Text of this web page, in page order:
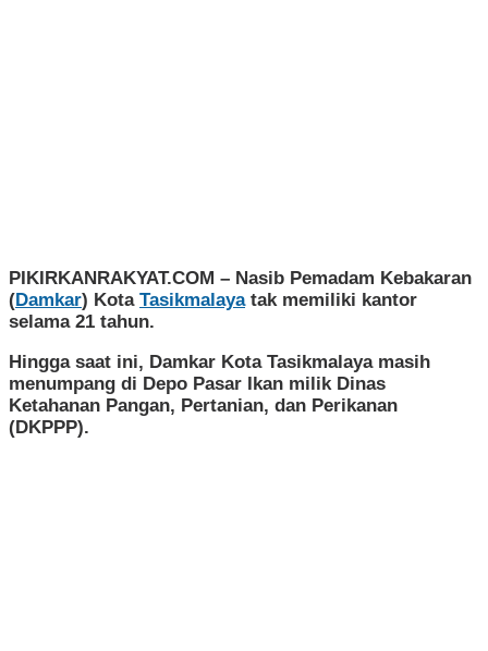
PIKIRKANRAKYAT.COM – Nasib Pemadam Kebakaran
(Damkar) Kota Tasikmalayatak memiliki kantor
selama 21 tahun.
Hingga saat ini, Damkar Kota Tasikmalaya masih
menumpang di Depo Pasar Ikan milik Dinas
Ketahanan Pangan, Pertanian, dan Perikanan
(DKPPP).